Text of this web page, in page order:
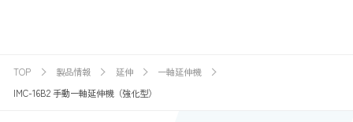
TOP 製品情報 延伸
一軸延伸機
IMC-16B2 手動一軸延伸機（強化型）